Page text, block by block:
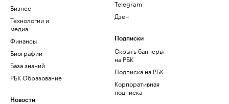
Бизнес
Технологии и
медиа
Финансы
Биографии
База знаний
РБК Образование
Новости
Telegram
Дзен
Подписки
Скрыть баннеры
на РБК
Подписка на РБК
Корпоративная
подписка